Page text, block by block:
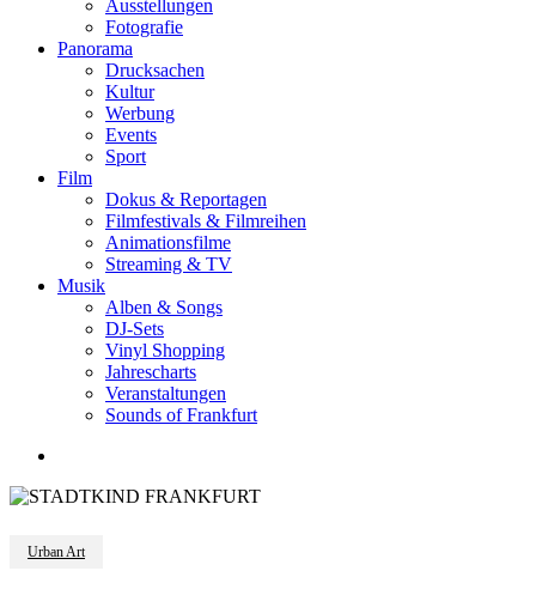
Ausstellungen
Fotografie
Panorama
Drucksachen
Kultur
Werbung
Events
Sport
Film
Dokus & Reportagen
Filmfestivals & Filmreihen
Animationsfilme
Streaming & TV
Musik
Alben & Songs
DJ-Sets
Vinyl Shopping
Jahrescharts
Veranstaltungen
Sounds of Frankfurt
Urban Art